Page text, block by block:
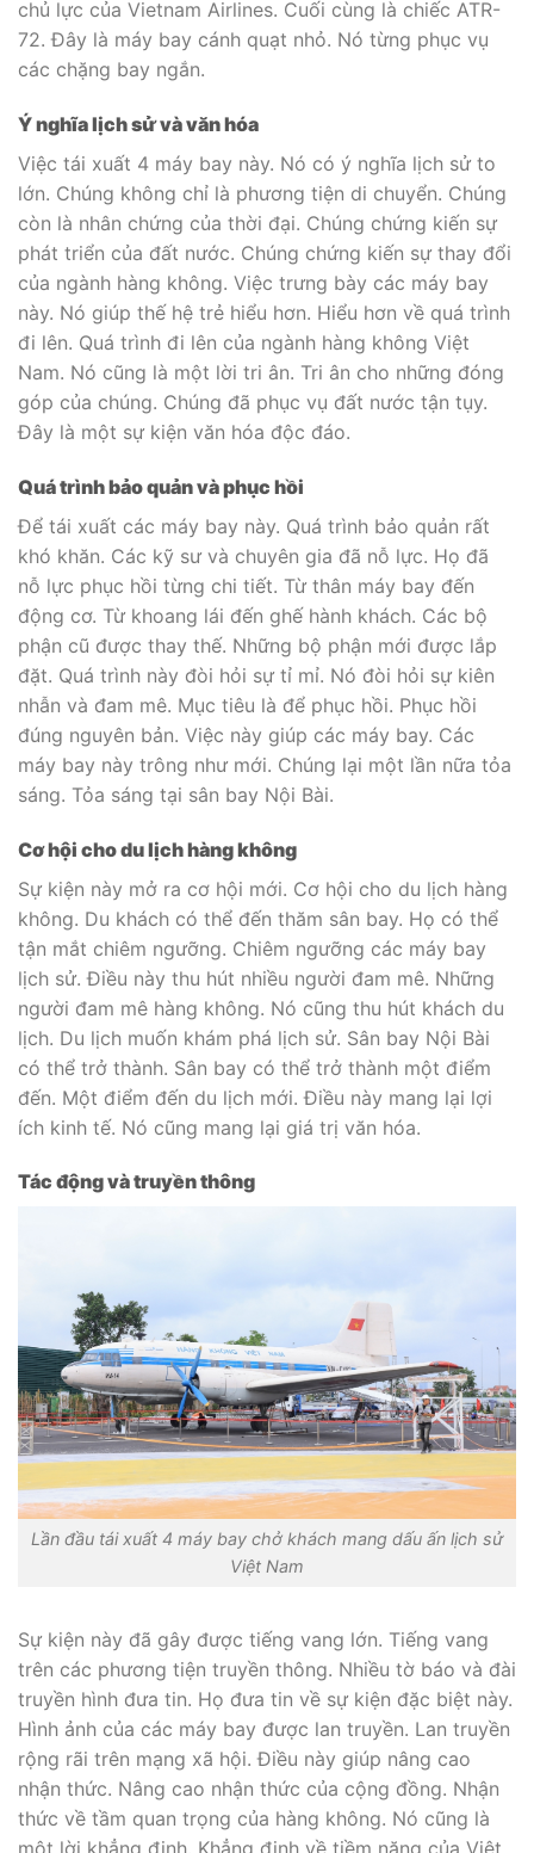
chủ lực của Vietnam Airlines. Cuối cùng là chiếc ATR-
72. Đây là máy bay cánh quạt nhỏ. Nó từng phục vụ
các chặng bay ngắn.
Ý nghĩa lịch sử và văn hóa
Việc tái xuất 4 máy bay này. Nó có ý nghĩa lịch sử to
lớn. Chúng không chỉ là phương tiện di chuyển. Chúng
còn là nhân chứng của thời đại. Chúng chứng kiến sự
phát triển của đất nước. Chúng chứng kiến sự thay đổi
của ngành hàng không. Việc trưng bày các máy bay
này. Nó giúp thế hệ trẻ hiểu hơn. Hiểu hơn về quá trình
đi lên. Quá trình đi lên của ngành hàng không Việt
Nam. Nó cũng là một lời tri ân. Tri ân cho những đóng
góp của chúng. Chúng đã phục vụ đất nước tận tụy.
Đây là một sự kiện văn hóa độc đáo.
Quá trình bảo quản và phục hồi
Để tái xuất các máy bay này. Quá trình bảo quản rất
khó khăn. Các kỹ sư và chuyên gia đã nỗ lực. Họ đã
nỗ lực phục hồi từng chi tiết. Từ thân máy bay đến
động cơ. Từ khoang lái đến ghế hành khách. Các bộ
phận cũ được thay thế. Những bộ phận mới được lắp
đặt. Quá trình này đòi hỏi sự tỉ mỉ. Nó đòi hỏi sự kiên
nhẫn và đam mê. Mục tiêu là để phục hồi. Phục hồi
đúng nguyên bản. Việc này giúp các máy bay. Các
máy bay này trông như mới. Chúng lại một lần nữa tỏa
sáng. Tỏa sáng tại sân bay Nội Bài.
Cơ hội cho du lịch hàng không
Sự kiện này mở ra cơ hội mới. Cơ hội cho du lịch hàng
không. Du khách có thể đến thăm sân bay. Họ có thể
tận mắt chiêm ngưỡng. Chiêm ngưỡng các máy bay
lịch sử. Điều này thu hút nhiều người đam mê. Những
người đam mê hàng không. Nó cũng thu hút khách du
lịch. Du lịch muốn khám phá lịch sử. Sân bay Nội Bài
có thể trở thành. Sân bay có thể trở thành một điểm
đến. Một điểm đến du lịch mới. Điều này mang lại lợi
ích kinh tế. Nó cũng mang lại giá trị văn hóa.
Tác động và truyền thông
Lần đầu tái xuất 4 máy bay chở khách mang dấu ấn lịch sử
Việt Nam
Sự kiện này đã gây được tiếng vang lớn. Tiếng vang
trên các phương tiện truyền thông. Nhiều tờ báo và đài
truyền hình đưa tin. Họ đưa tin về sự kiện đặc biệt này.
Hình ảnh của các máy bay được lan truyền. Lan truyền
rộng rãi trên mạng xã hội. Điều này giúp nâng cao
nhận thức. Nâng cao nhận thức của cộng đồng. Nhận
thức về tầm quan trọng của hàng không. Nó cũng là